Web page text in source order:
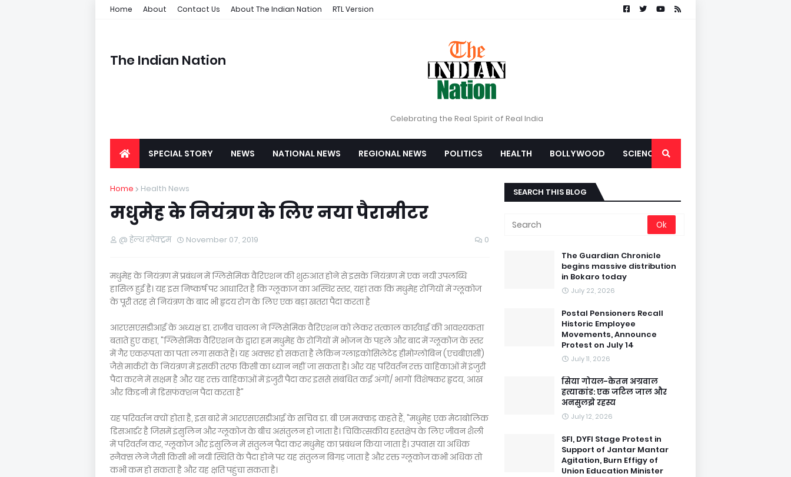
Home About Contact Us About The Indian Nation RTL Version
The Indian Nation
Celebrating the Real Spirit of Real India
SPECIAL STORY NEWS NATIONAL NEWS REGIONAL NEWS POLITICS HEALTH BOLLYWOOD SCIENCE
Home Health News
मधुमेह के नियंत्रण के लिए नया पैरामीटर
@ हेल्थ स्पेक्ट्रम November 07, 2019 0
मधुमेह के नियंत्रण में प्रबंधन में ग्लिसेमिक वैरिएशन की शुरुआत होने से इसके नियंत्रण में एक नयी उपलब्धि
हासिल हुई है। यह इस निष्कर्ष पर आधारित है कि ग्लूकाज का अस्थिर स्तर, यहां तक कि मधुमेह रोगियों में ग्लूकोज
के पूरी तरह से नियंत्रण के बाद भी हृदय रोग के लिए एक बड़ा खतरा पैदा करता है
आरएसएसडीआई के अध्यक्ष डा. राजीव चावला ने ग्लिसेमिक वैरिएशन को लेकर तत्काल कार्रवाई की आवश्यकता
बताते हुए कहा, "ग्लिसेमिक वैरिएशन के द्वारा हम मधुमेह के रोगियों में भोजन के पहले और बाद में ग्लूकोज के स्तर
में गैर एकरूपता का पता लगा सकते हैं। यह अक्सर हो सकता है लेकिन ग्लाइकोसिलेटेड हीमोग्लोबिन (एचबीए1सी)
जैसे मार्करों के नियंत्रण में इसकी तरफ किसी का ध्यान नहीं जा सकता है। और यह परिवर्तन रक्त वाहिकाओं में इंजुरी
पैदा करने में सक्षम है और यह रक्त वाहिकाओं में इंजुरी पैदा कर इससे संबंधित कई अंगों/ भागों विशेषकर हृदय, आंख
और किडनी में डिसफंक्शन पैदा करता है"
यह परिवर्तन क्यों होता है, इस बारे में आरएसएसडीआई के सचिव डा. बी एम मक्कड़ कहते हैं, "मधुमेह एक मेटाबोलिक
डिसआर्डर है जिसमें इंसुलिन और ग्लूकोज के बीच असंतुलन हो जाता है। चिकित्सकीय हस्तक्षेप के लिए जीवन शैली
में परिवर्तन कर, ग्लूकोज और इंसुलिन में संतुलन पैदा कर मधुमेह का प्रबंधन किया जाता है। उपवास या अधिक
स्नैक्स लेने जैसी किसी भी नयी स्थिति के पैदा होने पर यह संतुलन बिगड़ जाता है और रक्त ग्लूकोज कभी अधिक तो
कभी कम हो सकता है और यह क्षति पहुंचा सकता है।
SEARCH THIS BLOG
The Guardian Chronicle
begins massive distribution
in Bokaro today
July 22, 2026
Postal Pensioners Recall
Historic Employee
Movements, Announce
Protest on July 14
July 11, 2026
सिया गोयल-केतन अग्रवाल
हत्याकांड: एक जटिल जाल और
अनसुलझे रहस्य
July 12, 2026
SFI, DYFI Stage Protest in
Support of Jantar Mantar
Agitation, Burn Effigy of
Union Education Minister